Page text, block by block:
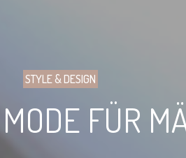
STYLE & DESIGN
FÜR